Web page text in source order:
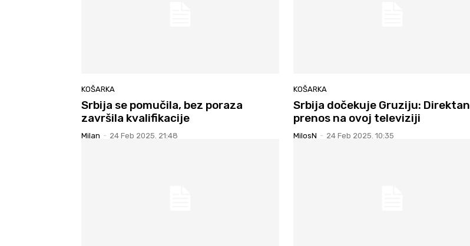
KOŠARKA
Srbija se pomučila, bez poraza
završila kvalifikacije
Milan - 24 Feb 2025. 21:48
KOŠARKA
Srbija dočekuje Gruziju: Direktan
prenos na ovoj televiziji
MilosN - 24 Feb 2025. 10:35